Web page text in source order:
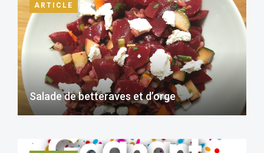
ARTICLE
Salade de betteraves et d’orge